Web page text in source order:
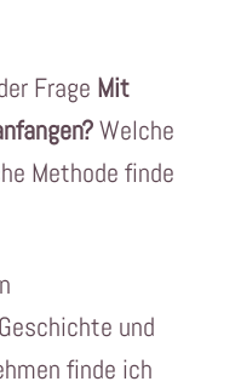
Frage Mit
Welche
Methode finde
und
finde ich